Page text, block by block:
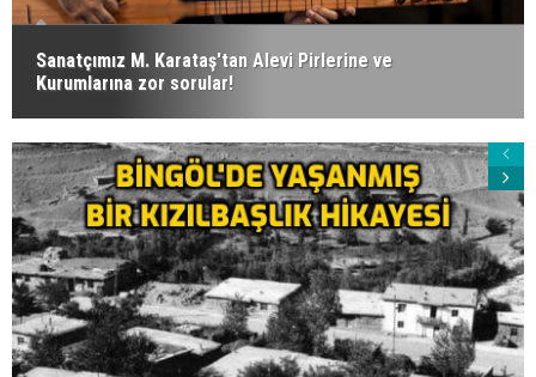
Sanatçımız M. Karataş'tan Alevi Pirlerine ve
Kurumlarına zor sorular!